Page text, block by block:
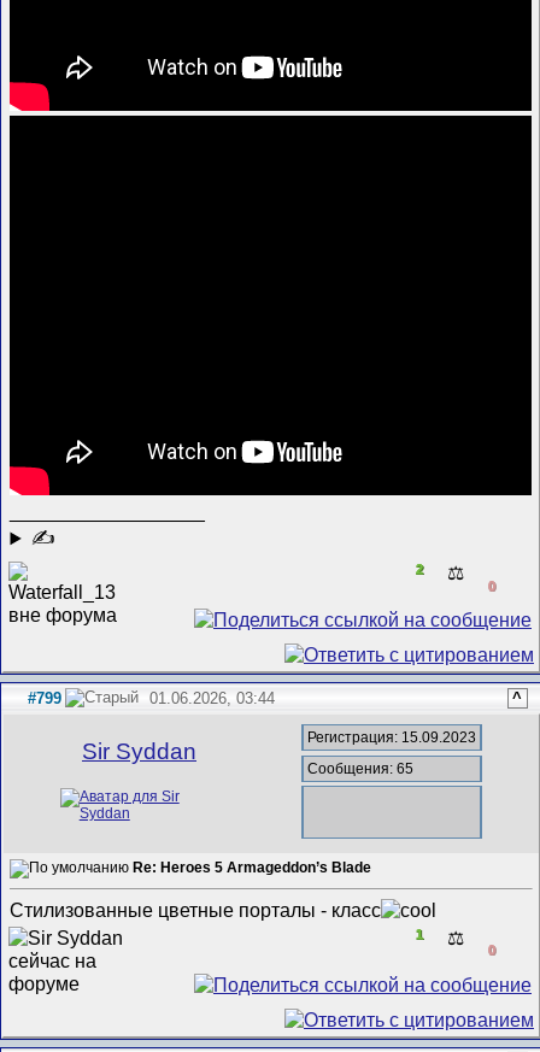
✍
2 ⚖️
0
#799 01.06.2026, 03:44 ^
Sir Syddan
Регистрация: 15.09.2023
Сообщения: 65
Re: Heroes 5 Armageddon’s Blade
Стилизованные цветные порталы - класс
1 ⚖️
0